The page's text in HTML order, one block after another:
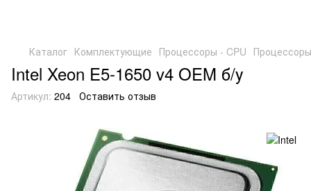
Каталог Комплектующие Процессоры - CPU
Intel Xeon E5-1650 v4 OEM б/у
Артикул: 204 Оставить отзыв